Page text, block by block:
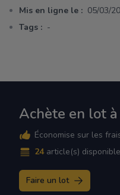
Mis en ligne le : 05/03/
Tags : -
Achète en lot
Économise sur les
24 article(s)
Faire un lot